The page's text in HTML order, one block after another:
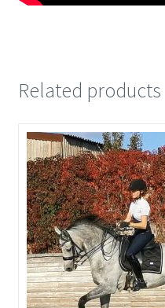
Related products